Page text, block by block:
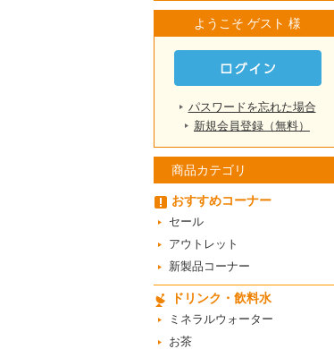
ようこそ ゲスト 様
パスワードを忘れた場合
新規会員登録（無料）
商品カテゴリ
おすすめコーナー
セール
アウトレット
新製品コーナー
ドリンク・飲料水
ミネラルウォーター
お茶